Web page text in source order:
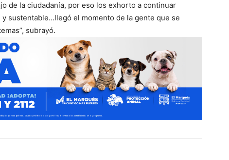
de la ciudadanía, por eso los exhorto a continuar
sustentable…llegó el momento de la gente que se
subrayó.​